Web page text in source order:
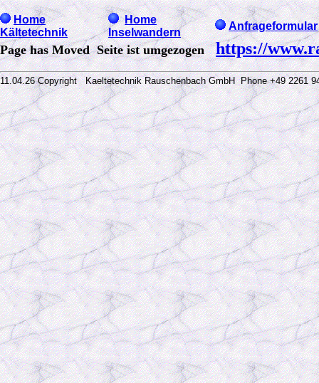
Home
Kältetechnik
Home
Inselwandern
Anfrageformular
Page has Moved Seite ist umgezogen https://
11.04.26 Copyright Kaeltetechnik Rauschenbach GmbHPhone +49 2261